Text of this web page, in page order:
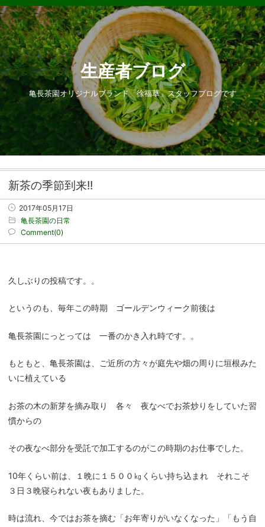
生産者ブログ
亀長茶園オリジナルブランド「徐福草」スタッフブログです
新茶の季節到来!!
2017年05月17日
亀長茶園の日常
Comment(0)
久しぶりの投稿です。。
というのも、毎年この時期 ゴールデンウィーク前後は
亀長茶園にっとっては 一番のかき入れ時です。。
もともと、亀長茶園は、ご近所の方々が庭先や畑の周りに垣根みた
いに植えている
お茶の木の新芽を摘み取り 各々 夜なべでお茶炒りをしていた習
慣からの
その夜なべ部分を受託で加工するのがこの時期のお仕事でした。
10年くらい前は、１晩に１５００㎏くらい持ち込まれ それこそ
３日３晩寝られない夜もありました。
時は流れ、今ではお茶を摘む「お年寄りがいなくなった」「もう自